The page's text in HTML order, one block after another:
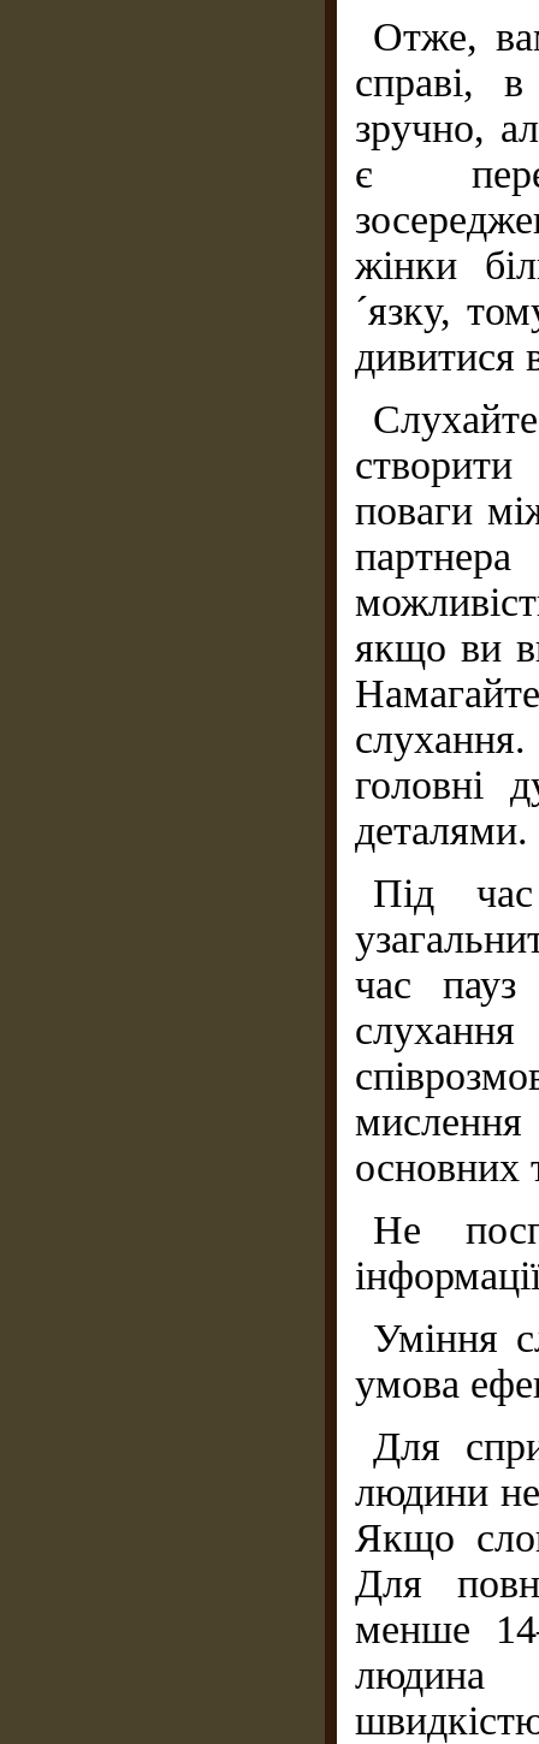
Отже,
справі,
зручно,
є
жінки
´язку,
дивитися
поваги
якщо ви
головні
деталями.
Під
час
мислення
основних
Не
Уміння
умова
Для
людини
Якщо
Для
менше
людина